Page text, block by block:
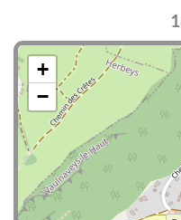
+
−